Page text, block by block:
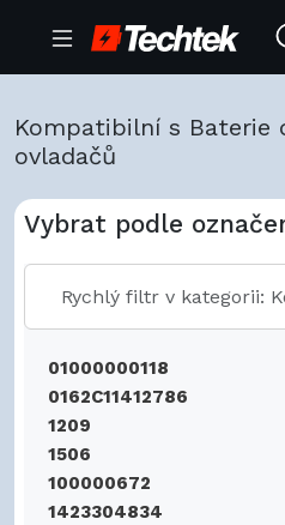
Kompatibilní s Baterie
ovladačů
Vybrat podle
01000000118
0162C11412786
1209
1506
100000672
1423304834